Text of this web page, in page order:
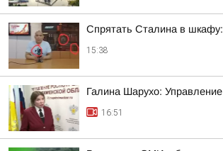
Спрятать Сталина в
15:38
Галина Шарухо:
16:51